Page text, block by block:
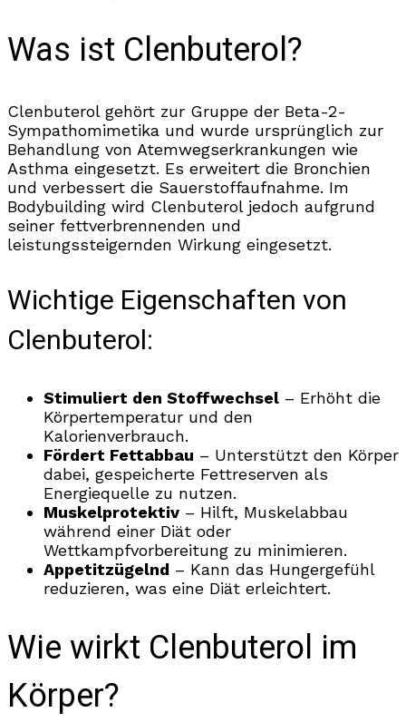
Was ist Clenbuterol?
Clenbuterol gehört zur Gruppe der Beta-2-
Sympathomimetika und wurde ursprünglich zur
Behandlung von Atemwegserkrankungen wie
Asthma eingesetzt. Es erweitert die Bronchien
und verbessert die Sauerstoffaufnahme. Im
Bodybuilding wird Clenbuterol jedoch aufgrund
seiner fettverbrennenden und
leistungssteigernden Wirkung eingesetzt.
Wichtige Eigenschaften von
Clenbuterol:
Stimuliert den Stoffwechsel – Erhöht die
Körpertemperatur und den
Kalorienverbrauch.
Fördert Fettabbau – Unterstützt den Körper
dabei, gespeicherte Fettreserven als
Energiequelle zu nutzen.
Muskelprotektiv – Hilft, Muskelabbau
während einer Diät oder
Wettkampfvorbereitung zu minimieren.
Appetitzügelnd – Kann das Hungergefühl
reduzieren, was eine Diät erleichtert.
Wie wirkt Clenbuterol im
Körper?